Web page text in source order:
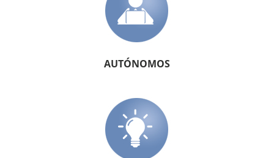
AUTÓNOMOS